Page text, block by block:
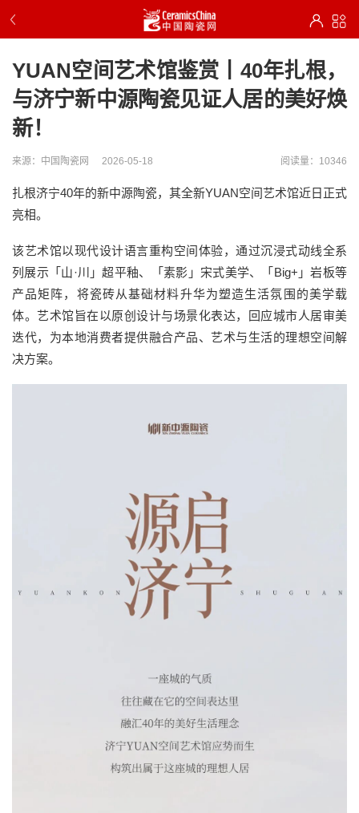
YUAN空间艺术馆鉴赏丨40年扎根，
与济宁新中源陶瓷见证人居的美好焕
新！
来源：中国陶瓷网 2026-05-18 阅读量：10346
扎根济宁40年的新中源陶瓷，其全新YUAN空间艺术馆近日正式
亮相。
该艺术馆以现代设计语言重构空间体验，通过沉浸式动线全系
列展示「山·川」超平釉、「素影」宋式美学、「Big+」岩板等
产品矩阵，将瓷砖从基础材料升华为塑造生活氛围的美学载
体。艺术馆旨在以原创设计与场景化表达，回应城市人居审美
迭代，为本地消费者提供融合产品、艺术与生活的理想空间解
决方案。